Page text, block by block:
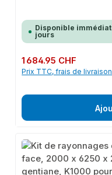
Disponible
jours
Prix régulier :
1 684.95 CHF
Prix TTC, frais de